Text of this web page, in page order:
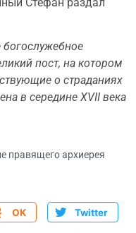
богослужебное
пост, на котором
о страданиях
в середине XVII века
правящего архиерея
OK Twitter